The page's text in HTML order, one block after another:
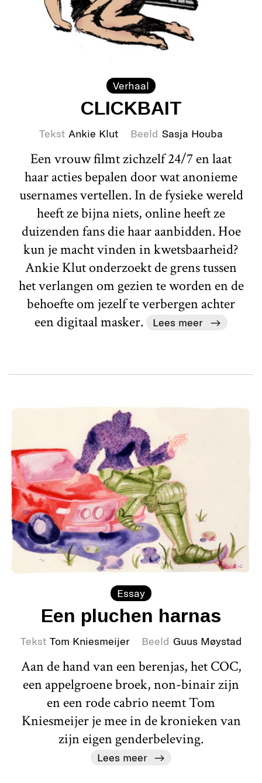
Verhaal
CLICKBAIT
Tekst Ankie Klut Beeld Sasja Houba
Een vrouw filmt zichzelf 24/7 en laat
haar acties bepalen door wat anonieme
usernames vertellen. In de fysieke wereld
heeft ze bijna niets, online heeft ze
duizenden fans die haar aanbidden. Hoe
kun je macht vinden in kwetsbaarheid?
Ankie Klut onderzoekt de grens tussen
het verlangen om gezien te worden en de
behoefte om jezelf te verbergen achter
een digitaal masker.
Lees meer
Essay
Een pluchen harnas
Tekst Tom Kniesmeijer Beeld Guus Møystad
Aan de hand van een berenjas, het COC,
een appelgroene broek, non-binair zijn
en een rode cabrio neemt Tom
Kniesmeijer je mee in de kronieken van
zijn eigen genderbeleving.
Lees meer